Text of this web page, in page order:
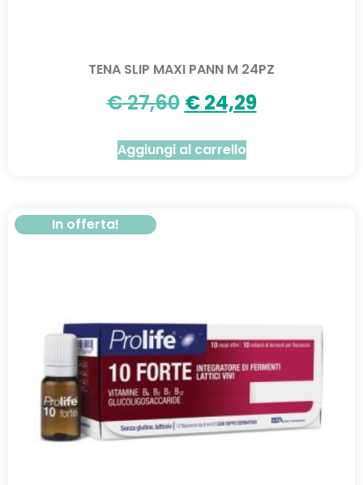
TENA SLIP MAXI PANN M 24PZ
€27,60 €24,29
Aggiungi al carrello
In offerta!